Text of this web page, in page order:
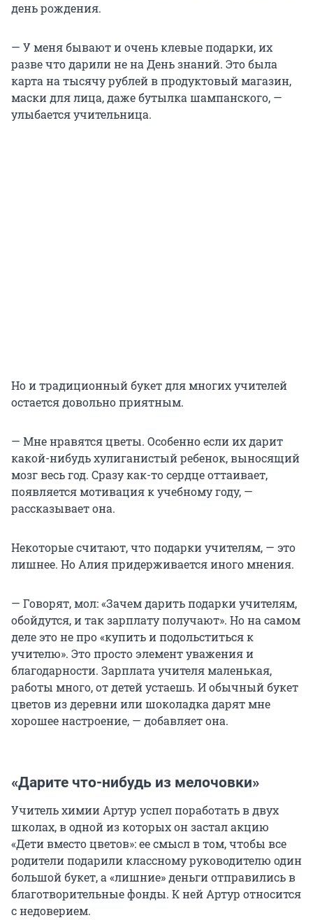
день рождения.
— У меня бывают и очень клевые подарки, их
разве что дарили не на День знаний. Это была
карта на тысячу рублей в продуктовый магазин,
маски для лица, даже бутылка шампанского, —
улыбается учительница.
Но и традиционный букет для многих учителей
остается довольно приятным.
— Мне нравятся цветы. Особенно если их дарит
какой-нибудь хулиганистый ребенок, выносящий
мозг весь год. Сразу как-то сердце оттаивает,
появляется мотивация к учебному году, —
рассказывает она.
Некоторые считают, что подарки учителям, — это
лишнее. Но Алия придерживается иного мнения.
— Говорят, мол: «Зачем дарить подарки учителям,
обойдутся, и так зарплату получают». Но на самом
деле это не про «купить и подольститься к
учителю». Это просто элемент уважения и
благодарности. Зарплата учителя маленькая,
работы много, от детей устаешь. И обычный букет
цветов из деревни или шоколадка дарят мне
хорошее настроение, — добавляет она.
«Дарите что-нибудь из мелочовки»
Учитель химии Артур успел поработать в двух
школах, в одной из которых он застал акцию
«Дети вместо цветов»: ее смысл в том, чтобы все
родители подарили классному руководителю один
большой букет, а «лишние» деньги отправились в
благотворительные фонды. К ней Артур относится
с недоверием.